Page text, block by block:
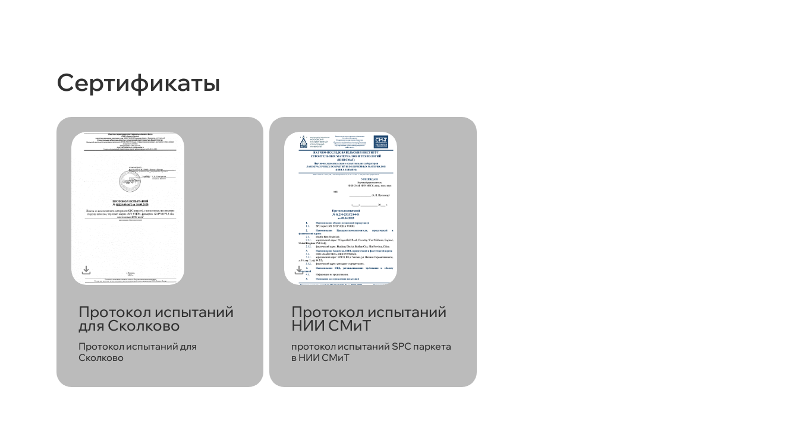
Сертификаты
Протокол испытаний
для Сколково
Протокол испытаний для
Сколково
Протокол испытаний
НИИ СМиТ
протокол испытаний SPC паркета
в НИИ СМиТ